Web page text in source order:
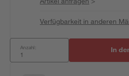
Verfügbarkeit in anderen
Anzahl: In